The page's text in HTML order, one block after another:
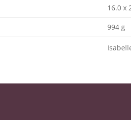
16.0 x
994 g